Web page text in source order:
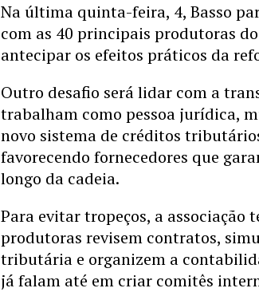
Na última quinta-feira, 4, Basso
com as 40 principais produtoras
antecipar os efeitos práticos da
Outro desafio será lidar com a
trabalham como pessoa jurídica,
novo sistema de créditos
favorecendo fornecedores que
longo da cadeia.
Para evitar tropeços, a associação
produtoras revisem contratos,
tributária e organizem a
já falam até em criar comitês